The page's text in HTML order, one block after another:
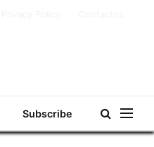
Subscribe